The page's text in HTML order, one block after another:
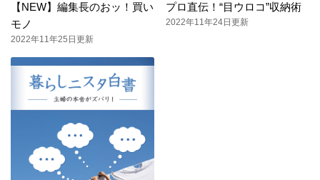
【NEW】編集長のおッ！買い
モノ
2022年11年25日更新
プロ直伝！“目ウロコ”収納術
2022年11年24日更新